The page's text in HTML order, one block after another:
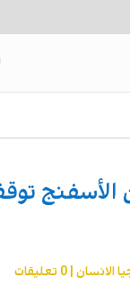
الانسان |0 تعليقات